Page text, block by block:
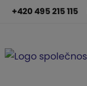
+420 495 215 115